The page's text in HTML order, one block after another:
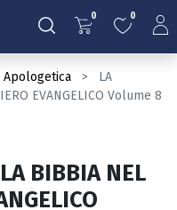
0 0
Apologetica
LA
EVANGELICO Volume 8
BIBBIA NEL